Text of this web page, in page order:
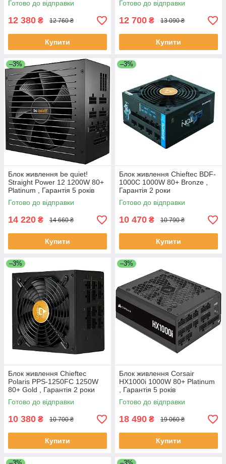
Готово до відправки
12 380 ₴ 12 760 ₴
Купити
Готово до відправки
12 700 ₴ 13 090 ₴
Купити
–3%
Блок живлення be quiet!
Straight Power 12 1200W 80+
Platinum , Гарантія 5 років
Готово до відправки
14 220 ₴ 14 660 ₴
Купити
–3%
Блок живлення Chieftec BDF-
1000C 1000W 80+ Bronze ,
Гарантія 2 роки
Готово до відправки
10 470 ₴ 10 790 ₴
Купити
–3%
Блок живлення Chieftec
Polaris PPS-1250FC 1250W
80+ Gold , Гарантія 2 роки
Готово до відправки
10 380 ₴ 10 700 ₴
Купити
–3%
Блок живлення Corsair
HX1000i 1000W 80+ Platinum
, Гарантія 5 років
Готово до відправки
18 490 ₴ 19 060 ₴
Купити